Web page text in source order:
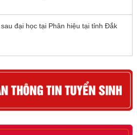
đại học tại Phân hiệu tại tỉnh Đắk